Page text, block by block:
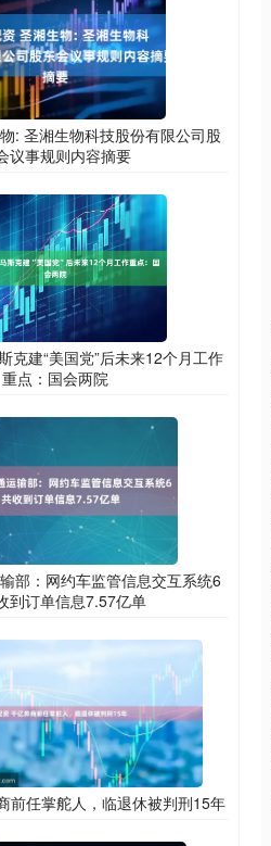
: 圣湘生物科技股份有限公司股
议事规则内容摘要
克建“美国党”后未来12个月工作
重点：国会两院
部：网约车监管信息交互系统6
到订单信息7.57亿单
前任掌舵人，临退休被判刑15年